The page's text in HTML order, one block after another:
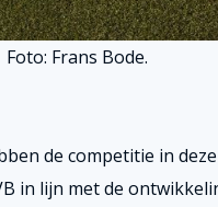
Foto: Frans Bode.
de competitie in
in lijn met de